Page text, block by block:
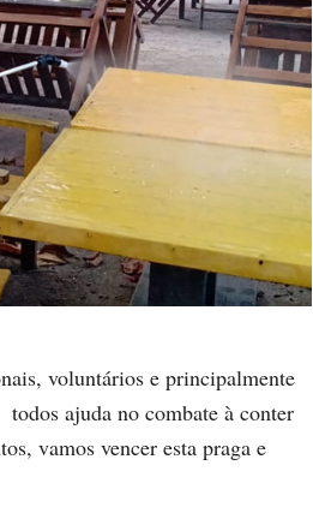
voluntários e principalmente
todos ajuda no combate à conter
vamos vencer esta praga e